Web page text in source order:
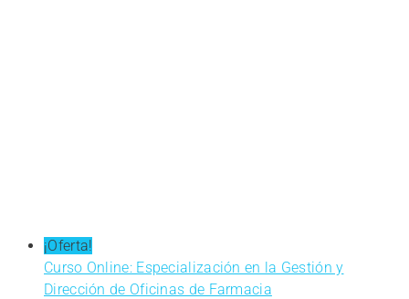
¡Oferta!
Curso Online: Especialización en la Gestión y
Dirección de Oficinas de Farmacia